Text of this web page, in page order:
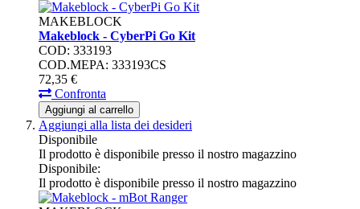
MAKEBLOCK
Makeblock - CyberPi Go Kit
COD: 333193
COD.MEPA: 333193CS
72,35 €
Confronta
Aggiungi al carrello
Aggiungi alla lista dei desideri
Disponibile
Il prodotto è disponibile presso il nostro magazzino
Disponibile:
Il prodotto è disponibile presso il nostro magazzino